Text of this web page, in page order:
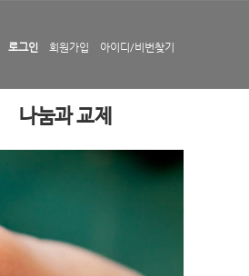
로그인 회원가입 아이디/비번찾기
나눔과 교제